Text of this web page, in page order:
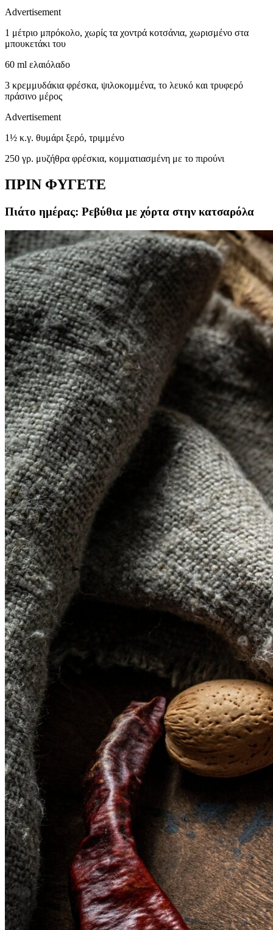
Advertisement
1 μέτριο μπρόκολο, χωρίς τα χοντρά κοτσάνια, χωρισμένο στα
μπουκετάκι του
60 ml ελαιόλαδο
3 κρεμμυδάκια φρέσκα, ψιλοκομμένα, το λευκό και τρυφερό
πράσινο μέρος
Advertisement
1½ κ.γ. θυμάρι ξερό, τριμμένο
250 γρ. μυζήθρα φρέσκια, κομματιασμένη με το πιρούνι
ΠΡΙΝ ΦΥΓΕΤΕ
Πιάτο ημέρας: Ρεβύθια με χόρτα στην κατσαρόλα